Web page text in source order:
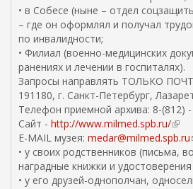
• в Собесе (ныне – отдел
– где он оформлял и получал
по инвалидности;
• Филиал (военно-медицинских
ранениях и лечении в госпиталях).
Запросы направлять ТОЛЬКО
191180, г. Санкт-Петербург,
Телефон приемной архива: 8-(812)
Сайт - http://www.milmed.spb.ru/(
в
н
е
ш
E-MAIL музея: medar@milmed.spb.ru(
с
• у своих родственников (письма,
наградные книжки и
• у его друзей-однополчан,